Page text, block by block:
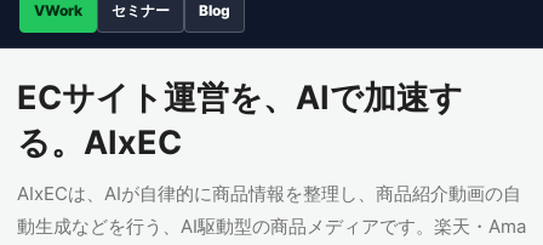
VWork
セミナー Blog
ECサイト運営を、AIで加速す
る。AIxEC
AIxECは、AIが自律的に商品情報を整理し、商品紹介動画の自
動生成などを行う、AI駆動型の商品メディアです。楽天・Ama